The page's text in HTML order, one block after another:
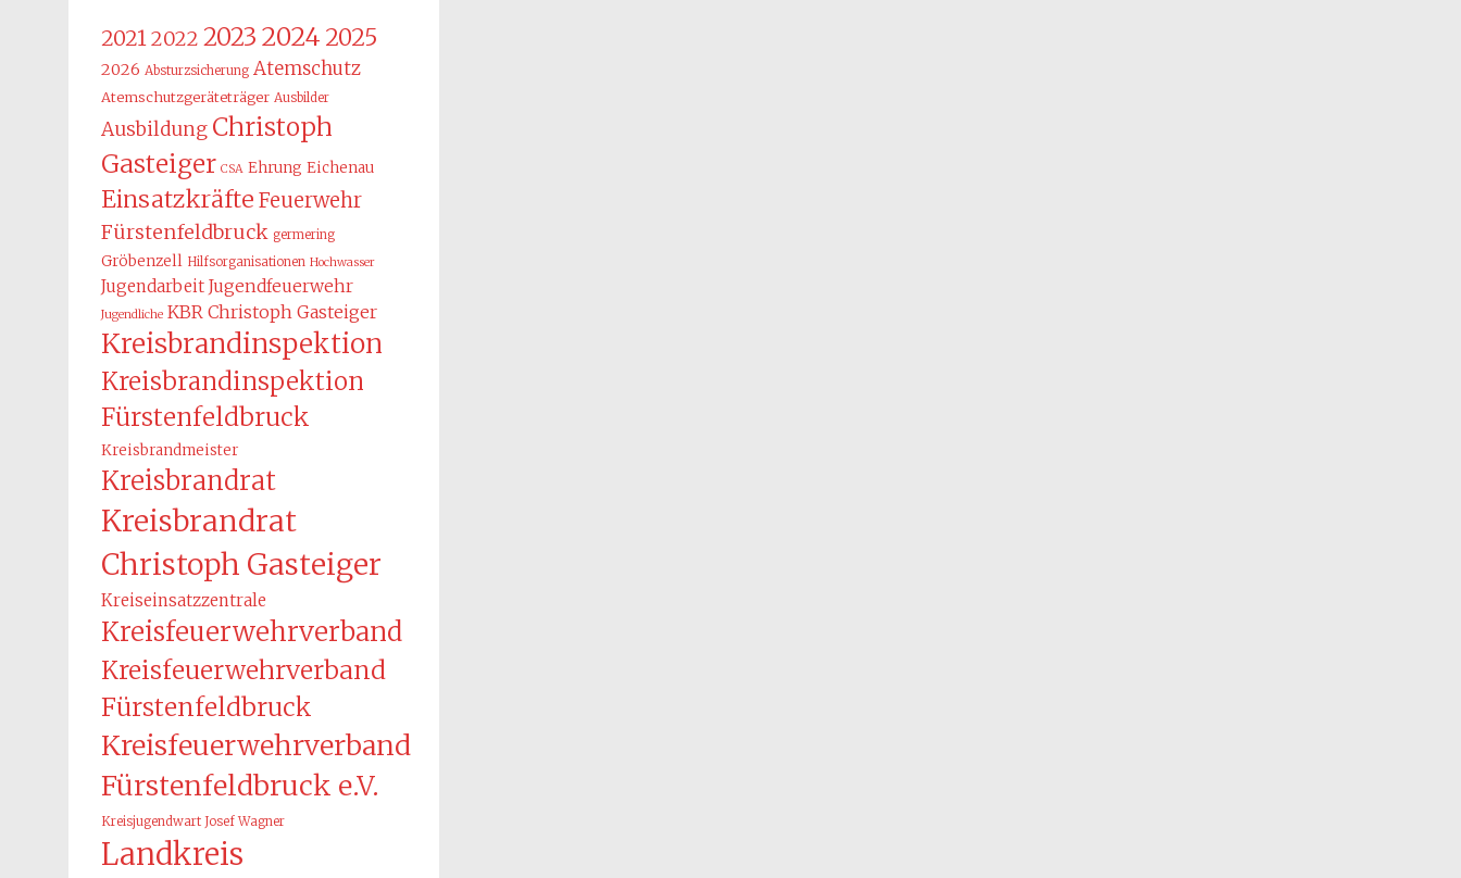
20212022 2023 2024 2025
2026 Absturzsicherung Atemschutz
Atemschutzgeräteträger Ausbilder
Ausbildung Christoph
Gasteiger CSA Ehrung Eichenau
Einsatzkräfte Feuerwehr
Fürstenfeldbruck germering
Gröbenzell Hilfsorganisationen Hochwasser
Jugendarbeit Jugendfeuerwehr
Jugendliche KBR Christoph Gasteiger
Kreisbrandinspektion
Kreisbrandinspektion
Fürstenfeldbruck
Kreisbrandmeister
Kreisbrandrat
Kreisbrandrat
Christoph Gasteiger
Kreiseinsatzzentrale
Kreisfeuerwehrverband
Kreisfeuerwehrverband
Fürstenfeldbruck
Kreisfeuerwehrverband
Fürstenfeldbruck e.V.
Kreisjugendwart Josef Wagner
Landkreis